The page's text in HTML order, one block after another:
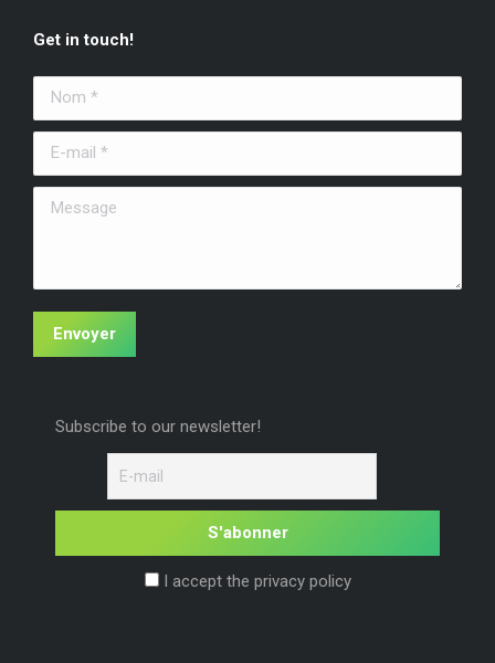
Facebook
s'ouvre
dans
une
nouvelle
fenêtre
X
s'ouvre
dans
une
nouvelle
fenêtre
Pinterest
s'ouvre
une
fenêtre
Get in touch!
Nom *
E-mail *
Message
Envoyer
Subscribe to our newsletter!
I accept the privacy policy